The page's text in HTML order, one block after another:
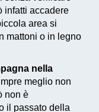
infatti accadere
area si
mattoni o in legno
nella
meglio non
non è
il passato della